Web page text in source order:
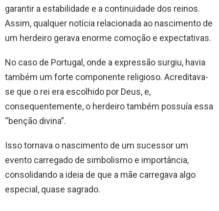
garantir a estabilidade e a continuidade dos reinos.
Assim, qualquer notícia relacionada ao nascimento de
um herdeiro gerava enorme comoção e expectativas.
No caso de Portugal, onde a expressão surgiu, havia
também um forte componente religioso. Acreditava-
se que o rei era escolhido por Deus, e,
consequentemente, o herdeiro também possuía essa
“benção divina”.
Isso tornava o nascimento de um sucessor um
evento carregado de simbolismo e importância,
consolidando a ideia de que a mãe carregava algo
especial, quase sagrado.